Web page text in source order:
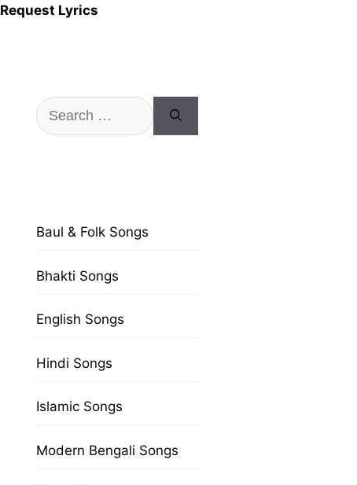
Request Lyrics
Search
for:
Baul & Folk Songs
Bhakti Songs
English Songs
Hindi Songs
Islamic Songs
Modern Bengali Songs